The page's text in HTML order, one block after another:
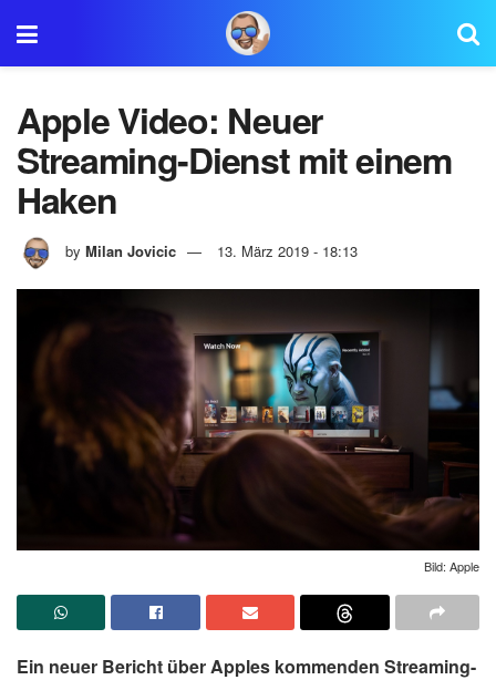
Apple Video: Neuer
Streaming-Dienst mit einem
Haken
by Milan Jovicic 13. März 2019 - 18:13
Bild: Apple
Ein neuer Bericht über Apples kommenden Streaming-